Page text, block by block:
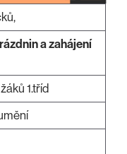
a zahájení
1.tříd